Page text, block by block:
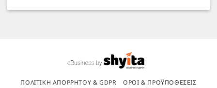
ΠΟΛΙΤΙΚΉ ΑΠΟΡΡΉΤΟΥ & GDPR ΌΡΟΙ & ΠΡΟΫΠΟΘΈΣΕΙΣ